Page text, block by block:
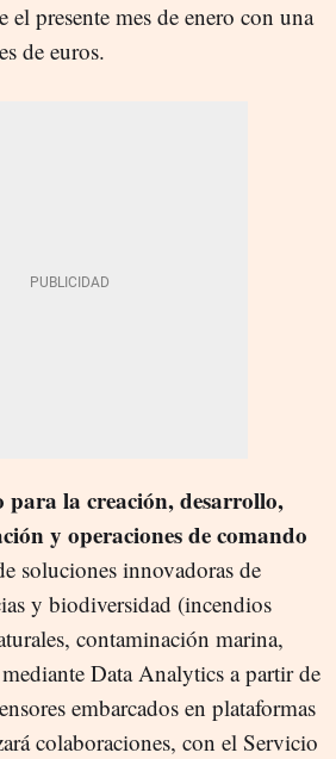
el presente mes de enero con una
de euros.
para la creación, desarrollo,
y operaciones de comando
soluciones innovadoras de
y biodiversidad (incendios
contaminación marina,
Data Analytics a partir de
embarcados en plataformas
colaboraciones, con el Servicio